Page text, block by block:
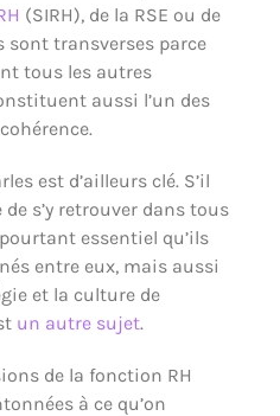
(SIRH), de la RSE ou de
sont transverses parce
tous les autres
aussi l’un des
est d’ailleurs clé. S’il
s’y retrouver dans tous
essentiel qu’ils
entre eux, mais aussi
et la culture de
un autre sujet.
de la fonction RH
à ce qu’on